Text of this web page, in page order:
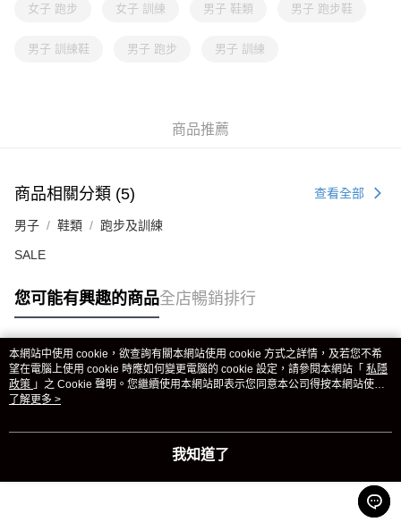
女子 跑步 女子 訓練 男子 鞋類 男子 跑步鞋
男子 訓練鞋 男子 跑步 男子 訓練
商品推薦
商品相關分類 (5) 查看全部
男子 鞋類 跑步及訓練
SALE
您可能有興趣的商品全店暢銷排行
熱門標籤
熱銷排行
本網站中使用 cookie，欲查詢有關本網站使用 cookie 方式之詳情，及若您不希
望在電腦上使用 cookie 時應如何變更電腦的 cookie 設定，請參閱本網站「 私隱
政策 」之 Cookie 聲明。您繼續使用本網站即表示您同意本公司得按本網站使用
條款之 Cookie 聲明使用 cookie。
了解更多 >
我知道了